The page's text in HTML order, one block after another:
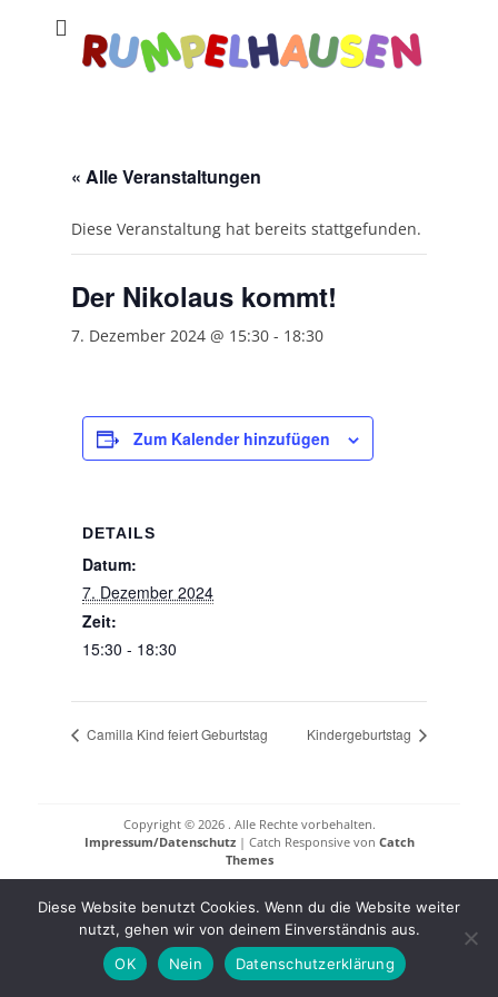
« Alle Veranstaltungen
Diese Veranstaltung hat bereits stattgefunden.
Der Nikolaus kommt!
7. Dezember 2024 @ 15:30 - 18:30
Zum Kalender hinzufügen
DETAILS
Datum:
7. Dezember 2024
Zeit:
15:30 - 18:30
Camilla Kind feiert Geburtstag Kindergeburtstag
Copyright © 2026 . Alle Rechte vorbehalten.
Impressum/Datenschutz| Catch Responsive von Catch
Themes
Diese Website benutzt Cookies. Wenn du die Website weiter
nutzt, gehen wir von deinem Einverständnis aus.
OK
Nein Datenschutzerklärung